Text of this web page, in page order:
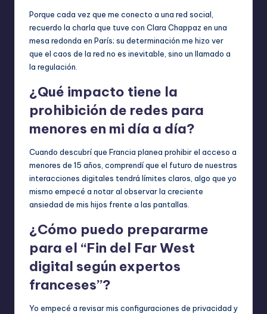
Porque cada vez que me conecto a una red social,
recuerdo la charla que tuve con Clara Chappaz en una
mesa redonda en París; su determinación me hizo ver
que el caos de la red no es inevitable, sino un llamado a
la regulación.
¿Qué impacto tiene la
prohibición de redes para
menores en mi día a día?
Cuando descubrí que Francia planea prohibir el acceso a
menores de 15 años, comprendí que el futuro de nuestras
interacciones digitales tendrá límites claros, algo que yo
mismo empecé a notar al observar la creciente
ansiedad de mis hijos frente a las pantallas.
¿Cómo puedo prepararme
para el “Fin del Far West
digital según expertos
franceses”?
Yo empecé a revisar mis configuraciones de privacidad y